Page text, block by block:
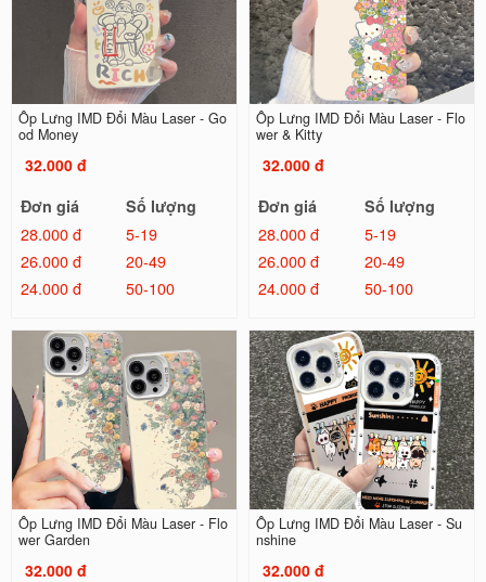
Ốp Lưng IMD Đổi Màu Laser - Go
od Money
32.000 đ
Đơn giá
Số lượng
28.000 đ
5-19
26.000 đ
20-49
24.000 đ
50-100
Ốp Lưng IMD Đổi Màu Laser - Flo
wer & Kitty
32.000 đ
Đơn giá
Số lượng
28.000 đ
5-19
26.000 đ
20-49
24.000 đ
50-100
Ốp Lưng IMD Đổi Màu Laser - Flo
wer Garden
32.000 đ
Ốp Lưng IMD Đổi Màu Laser - Su
nshine
32.000 đ